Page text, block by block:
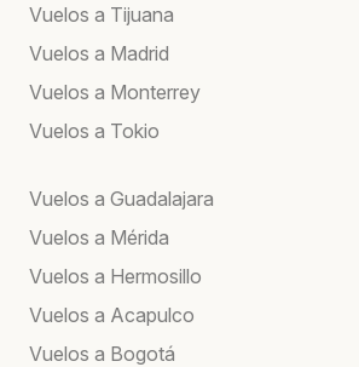
Vuelos a Tijuana
Vuelos a Madrid
Vuelos a Monterrey
Vuelos a Tokio
Vuelos a Guadalajara
Vuelos a Mérida
Vuelos a Hermosillo
Vuelos a Acapulco
Vuelos a Bogotá